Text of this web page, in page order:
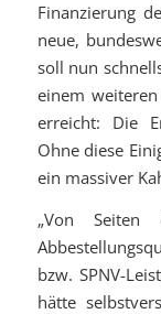
Finanzierung
neue,
soll nun
einem
erreicht: Die
Ohne diese
ein massiver
„Von Seiten
bzw. SPNV-
hätte